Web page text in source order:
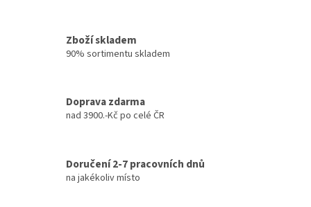
Zboží skladem
90% sortimentu skladem
Doprava zdarma
nad 3900.-Kč po celé ČR
Doručení 2-7 pracovních dnů
na jakékoliv místo